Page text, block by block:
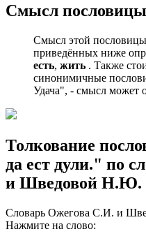
Смысл пословицы
Смысл этой
приведённых ниже
есть, жить . Также
синонимичные
Удача", - смысл может
Толкование
да ест дули." по
и Шведовой Н.Ю.
Словарь Ожегова С.И. и
Нажмите на слово: